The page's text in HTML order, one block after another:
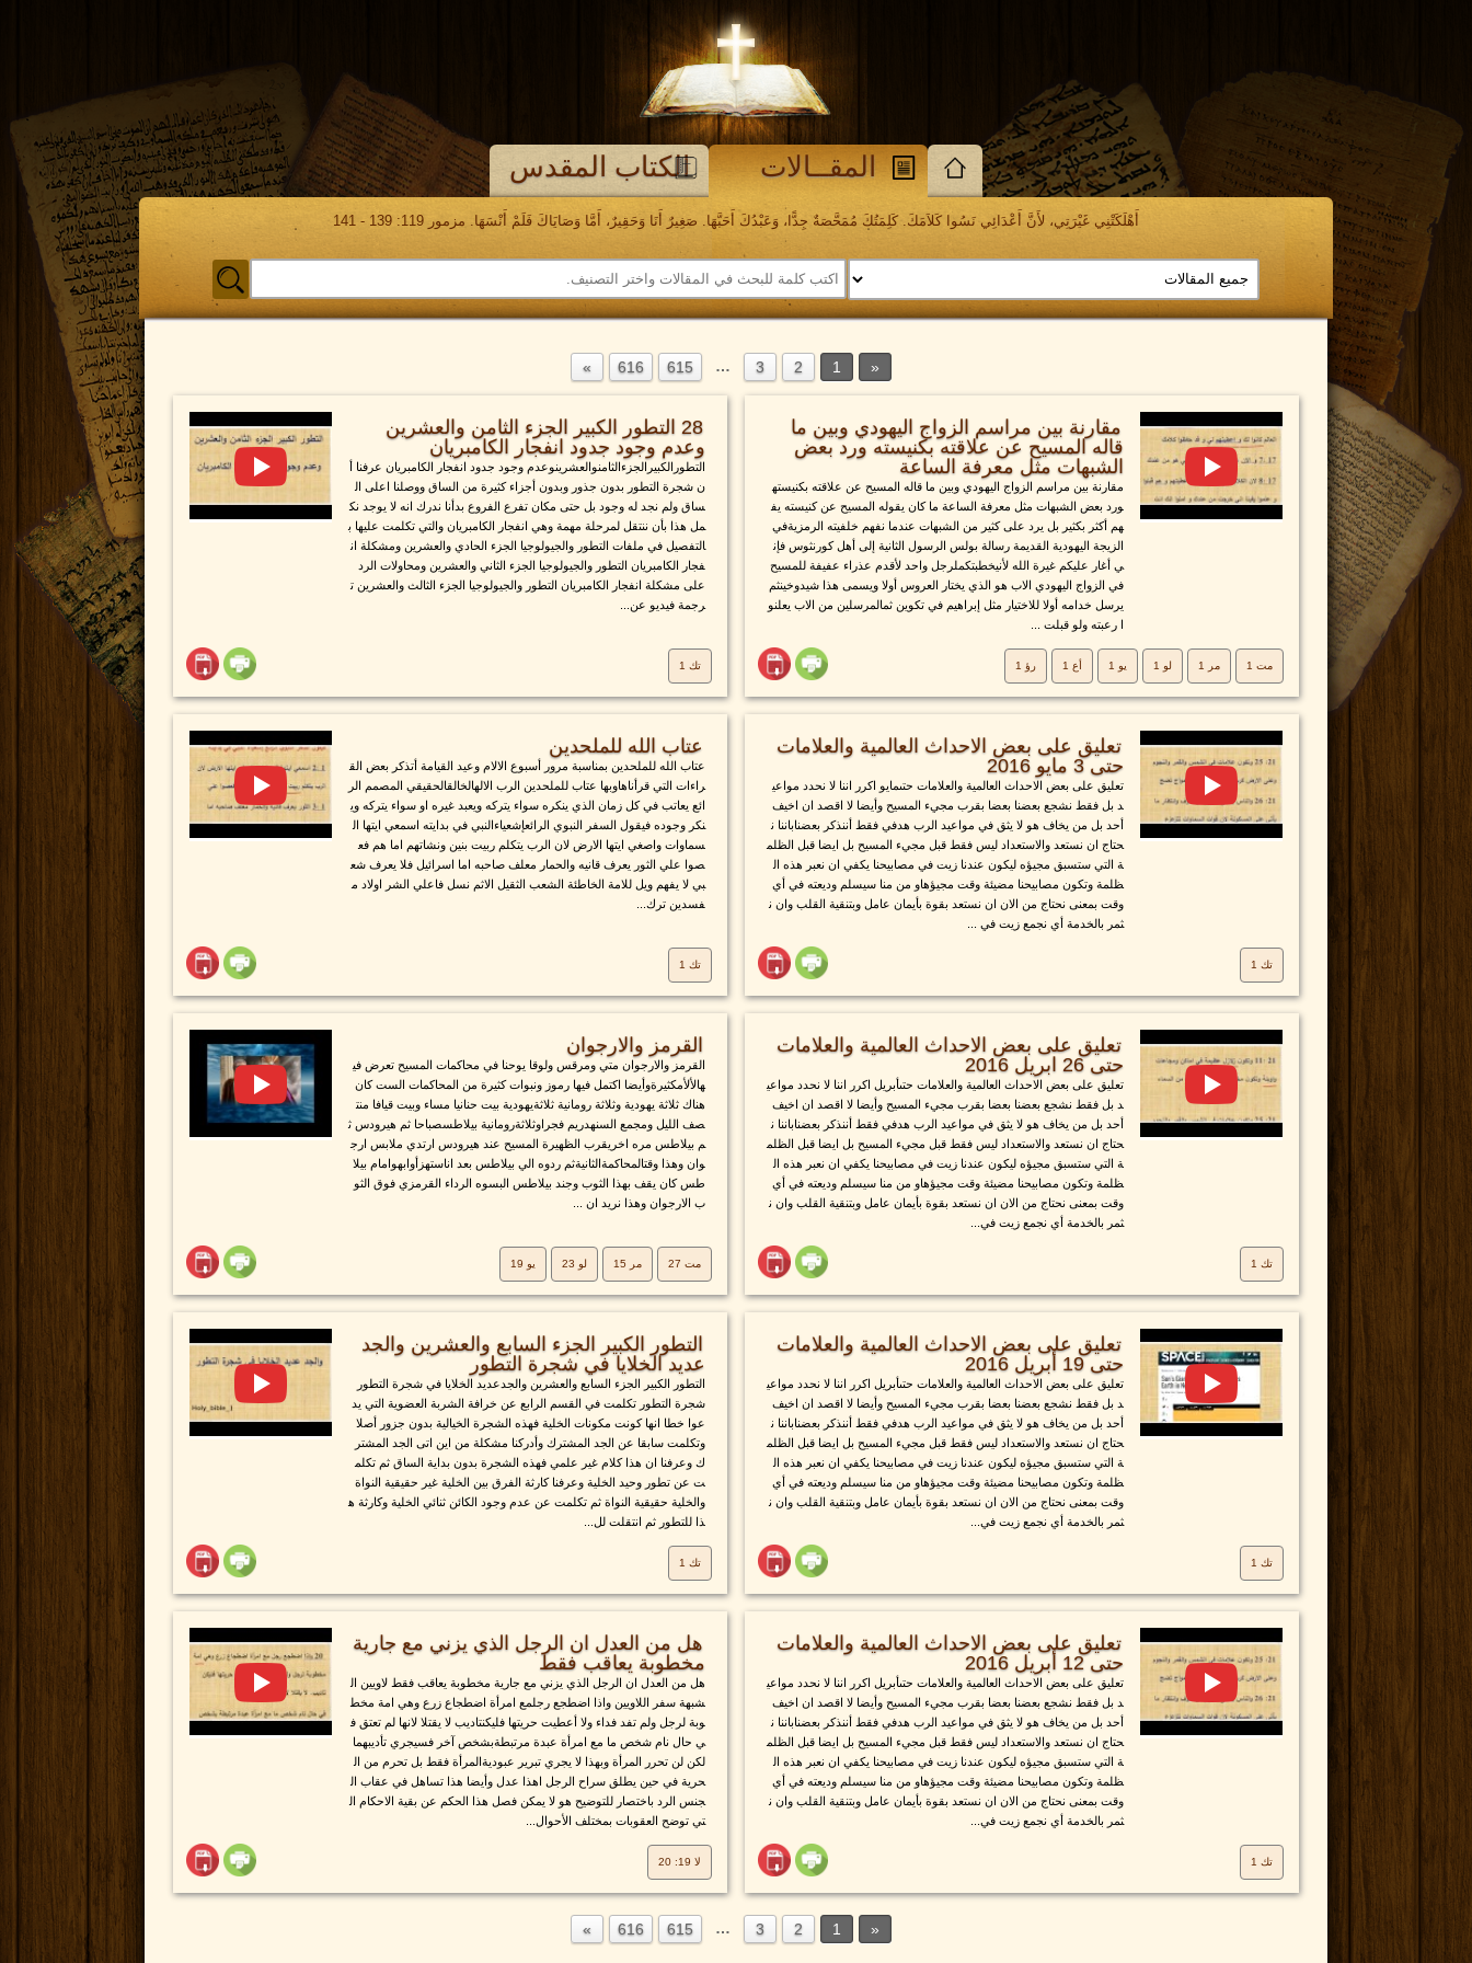
المقــالات الكتاب المقدس
أَهْلَكَتْنِي غَيْرَتِي، لأَنَّ أَعْدَائِي نَسُوا كَلاَمَكَ. كَلِمَتُكَ مُمَحَّصَةٌ جِدًّا، وَعَبْدُكَ أَحَبَّهَا. صَغِيرٌ أَنَا وَحَقِيرٌ، أَمَّا وَصَايَاكَ فَلَمْ أَنْسَهَا. مزمور 119: 139 - 141
1
2
3
…
615
616
مقارنة بين مراسم الزواج اليهودي وبين ما
قاله المسيح عن علاقته بكنيسته ورد بعض
الشبهات مثل معرفة الساعة
مقارنة بين مراسم الزواج اليهودي وبين ما قاله المسيح عن علاقته بكنيسته
ورد بعض الشبهات مثل معرفة الساعة ما كان يقوله المسيح عن كنيسته يف
هم أكثر بكثير بل يرد على كثير من الشبهات عندما نفهم خلفيته الرمزيةفي
الزيجة اليهودية القديمة رسالة بولس الرسول الثانية إلى أهل كورنثوس فإن
ي أغار عليكم غيرة الله لأنيخطبتكملرجل واحد لأقدم عذراء عفيفة للمسيح
في الزواج اليهودي الاب هو الذي يختار العروس أولا ويسمى هذا شيدوخينثم
يرسل خدامه أولا للاختيار مثل إبراهيم في تكوين ثمالمرسلين من الاب يعلنو
ا رعبته ولو قبلت ...
مت 1 مر 1 لو 1 يو 1 أع 1 رؤ 1
28 التطور الكبير الجزء الثامن والعشرين
وعدم وجود جدود انفجار الكامبريان
التطورالكبيرالجزءالثامنوالعشرينوعدم وجود جدود انفجار الكامبريان عرفنا أ
ن شجرة التطور بدون جذور وبدون أجزاء كثيرة من الساق ووصلنا اعلى ال
ساق ولم نجد له وجود بل حتى مكان تفرع الفروع بدأنا ندرك انه لا يوجد نك
مل هذا بأن ننتقل لمرحلة مهمة وهي انفجار الكامبريان والتي تكلمت عليها ب
التفصيل في ملفات التطور والجيولوجيا الجزء الحادي والعشرين ومشكلة ان
فجار الكامبريان التطور والجيولوجيا الجزء الثاني والعشرين ومحاولات الرد
على مشكلة انفجار الكامبريان التطور والجيولوجيا الجزء الثالث والعشرين ت
رجمة فيديو عن...
تك 1
تعليق على بعض الاحداث العالمية والعلامات
حتى 3 مايو 2016
تعليق على بعض الاحداث العالمية والعلامات حتىمايو اكرر اننا لا نحدد مواعي
د بل فقط نشجع بعضنا بعضا بقرب مجيء المسيح وأيضا لا اقصد ان اخيف
أحد بل من يخاف هو لا يثق في مواعيد الرب هدفي فقط أننذكر بعضناباننا ن
حتاج ان نستعد والاستعداد ليس فقط قبل مجيء المسيح بل ايضا قبل الظلم
ة التي ستسبق مجيؤه ليكون عندنا زيت في مصابيحنا يكفي ان نعبر هذه ال
ظلمة وتكون مصابيحنا مضيئة وقت مجيؤهاو من منا سيسلم وديعته في أي
وقت بمعنى نحتاج من الان ان نستعد بقوة بأيمان عامل وبتنقية القلب وان ن
ثمر بالخدمة أي نجمع زيت في ...
تك 1
عتاب الله للملحدين
عتاب الله للملحدين بمناسبة مرور أسبوع الالام وعيد القيامة أتذكر بعض الق
راءات التي قرأناهاوبها عتاب للملحدين الرب الالهالخالقالحقيقي المصمم الر
ائع يعاتب في كل زمان الذي ينكره سواء يتركه ويعبد غيره او سواء يتركه وي
نكر وجوده فيقول السفر النبوي الرائعإشعياءالنبي في بدايته اسمعي ايتها ال
سماوات واصغي ايتها الارض لان الرب يتكلم ربيت بنين ونشاتهم اما هم فع
صوا علي الثور يعرف قانيه والحمار معلف صاحبه اما اسرائيل فلا يعرف شع
بي لا يفهم ويل للامة الخاطئة الشعب الثقيل الاثم نسل فاعلي الشر اولاد م
فسدين ترك...
تك 1
تعليق على بعض الاحداث العالمية والعلامات
حتى 26 ابريل 2016
تعليق على بعض الاحداث العالمية والعلامات حتىأبريل اكرر اننا لا نحدد مواعي
د بل فقط نشجع بعضنا بعضا بقرب مجيء المسيح وأيضا لا اقصد ان اخيف
أحد بل من يخاف هو لا يثق في مواعيد الرب هدفي فقط أننذكر بعضناباننا ن
حتاج ان نستعد والاستعداد ليس فقط قبل مجيء المسيح بل ايضا قبل الظلم
ة التي ستسبق مجيؤه ليكون عندنا زيت في مصابيحنا يكفي ان نعبر هذه ال
ظلمة وتكون مصابيحنا مضيئة وقت مجيؤهاو من منا سيسلم وديعته في أي
وقت بمعنى نحتاج من الان ان نستعد بقوة بأيمان عامل وبتنقية القلب وان ن
ثمر بالخدمة أي نجمع زيت في...
تك 1
القرمز والارجوان
القرمز والارجوان متي ومرقس ولوقا يوحنا في محاكمات المسيح تعرض في
هالألأمكثيرةوأيضا اكتمل فيها رموز ونبوات كثيرة من المحاكمات الست كان
هناك ثلاثة يهودية وثلاثة رومانية ثلاثةيهودية بيت حنانيا مساء وبيت قيافا منت
صف الليل ومجمع السنهدريم فجراوثلاثةرومانية بيلاطسصباحا ثم هيرودس ث
م بيلاطس مره اخريقرب الظهيرة المسيح عند هيرودس ارتدي ملابس ارج
وان وهذا وقتالمحاكمةالثانيةثم ردوه الي بيلاطس بعد اناستهزأوابهوامام بيلا
طس كان يقف بهذا الثوب وجند بيلاطس البسوه الرداء القرمزي فوق الثو
ب الارجوان وهذا نريد ان ...
مت 27 مر 15 لو 23 يو 19
تعليق على بعض الاحداث العالمية والعلامات
حتى 19 أبريل 2016
تعليق على بعض الاحداث العالمية والعلامات حتىأبريل اكرر اننا لا نحدد مواعي
د بل فقط نشجع بعضنا بعضا بقرب مجيء المسيح وأيضا لا اقصد ان اخيف
أحد بل من يخاف هو لا يثق في مواعيد الرب هدفي فقط أننذكر بعضناباننا ن
حتاج ان نستعد والاستعداد ليس فقط قبل مجيء المسيح بل ايضا قبل الظلم
ة التي ستسبق مجيؤه ليكون عندنا زيت في مصابيحنا يكفي ان نعبر هذه ال
ظلمة وتكون مصابيحنا مضيئة وقت مجيؤهاو من منا سيسلم وديعته في أي
وقت بمعنى نحتاج من الان ان نستعد بقوة بأيمان عامل وبتنقية القلب وان ن
ثمر بالخدمة أي نجمع زيت في...
تك 1
التطور الكبير الجزء السابع والعشرين والجد
عديد الخلايا في شجرة التطور
التطور الكبير الجزء السابع والعشرين والجدعديد الخلايا في شجرة التطور
شجرة التطور تكلمت في القسم الرابع عن خرافة الشربة العضوية التي يد
عوا خطا انها كونت مكونات الخلية فهذه الشجرة الخيالية بدون جزور أصلا
وتكلمت سابقا عن الجد المشترك وأدركنا مشكلة من اين اتى الجد المشتر
ك وعرفنا ان هذا كلام غير علمي فهذه الشجرة بدون بداية الساق ثم تكلم
ت عن تطور وحيد الخلية وعرفنا كارثة الفرق بين الخلية غير حقيقية النواة
والخلية حقيقية النواة ثم تكلمت عن عدم وجود الكائن ثنائي الخلية وكارثة ه
ذا للتطور ثم انتقلت لل...
تك 1
تعليق على بعض الاحداث العالمية والعلامات
حتى 12 أبريل 2016
تعليق على بعض الاحداث العالمية والعلامات حتىأبريل اكرر اننا لا نحدد مواعي
د بل فقط نشجع بعضنا بعضا بقرب مجيء المسيح وأيضا لا اقصد ان اخيف
أحد بل من يخاف هو لا يثق في مواعيد الرب هدفي فقط أننذكر بعضناباننا ن
حتاج ان نستعد والاستعداد ليس فقط قبل مجيء المسيح بل ايضا قبل الظلم
ة التي ستسبق مجيؤه ليكون عندنا زيت في مصابيحنا يكفي ان نعبر هذه ال
ظلمة وتكون مصابيحنا مضيئة وقت مجيؤهاو من منا سيسلم وديعته في أي
وقت بمعنى نحتاج من الان ان نستعد بقوة بأيمان عامل وبتنقية القلب وان ن
ثمر بالخدمة أي نجمع زيت في...
تك 1
هل من العدل ان الرجل الذي يزني مع جارية
مخطوبة يعاقب فقط
هل من العدل ان الرجل الذي يزني مع جارية مخطوبة يعاقب فقط لاويين ال
شبهة سفر اللاويين واذا اضطجع رجلمع امرأة اضطجاع زرع وهي امة مخط
وبة لرجل ولم تفد فداء ولا أعطيت حريتها فليكنتاديب لا يقتلا لانها لم تعتق ف
ي حال نام شخص ما مع امرأة عبدة مرتبطةبشخص آخر فسيجري تأديبهما
لكن لن تحرر المرأة وبهذا لا يجري تبرير عبوديةالمرأة فقط بل تحرم من ال
حرية في حين يطلق سراح الرجل اهذا عدل وأيضا هذا تساهل في عقاب ال
جنس الرد باختصار للتوضيح هو لا يمكن فصل هذا الحكم عن بقية الاحكام ال
تي توضح العقوبات بمختلف الأحوال...
لا 19: 20
1
2
3
…
615
616